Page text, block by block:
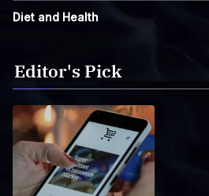
Diet and Health
Editor's Pick